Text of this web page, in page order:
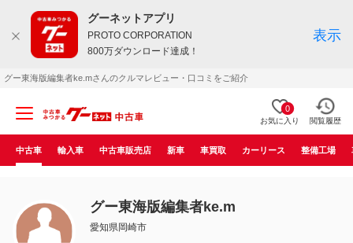
グーネットアプリ
PROTO CORPORATION
800万ダウンロード達成！
表示
グー東海版編集者ke.mさんのクルマレビュー・口コミをご紹介
0
お気に入り 閲覧履歴
中古車 輸入車 中古車販売店 新車 車買取 カーリース 整備工場
グー東海版編集者ke.m
愛知県岡崎市